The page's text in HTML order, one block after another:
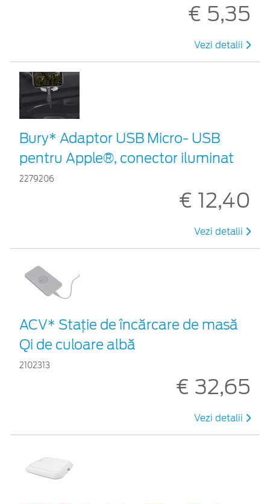
€ 5,35
Vezi detalii
Bury* Adaptor USB Micro- USB
pentru Apple®, conector iluminat
2279206
€ 12,40
Vezi detalii
ACV* Stație de încărcare de masă
Qi de culoare albă
2102313
€ 32,65
Vezi detalii